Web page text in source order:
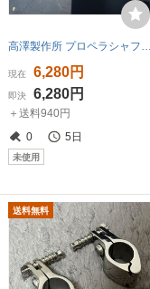
高澤製作所 プロペラシャフト亜鉛 60 2つ割
現在 6,280円
即決 6,280円
＋送料940円
0
5日
未使用
送料無料